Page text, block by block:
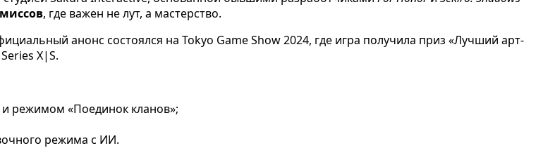
, где важен не лут, а мастерство.
анонс состоялся на Tokyo Game Show 2024, где игра получила приз «Лучший арт-
X|S.
режимом «Поединок кланов»;
режима с ИИ.